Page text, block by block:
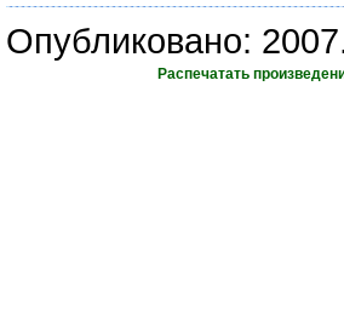
Опубликовано:
Распечатать